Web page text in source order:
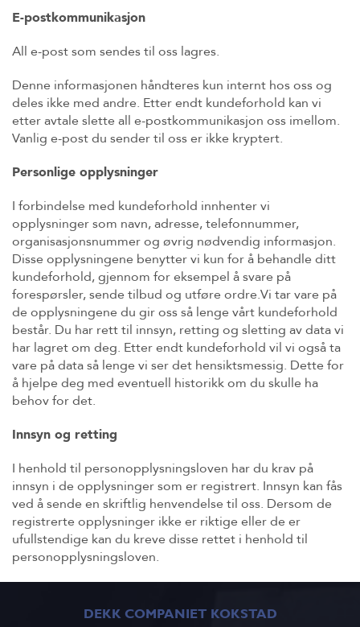
E-postkommunikasjon
All e-post som sendes til oss lagres.
Denne informasjonen håndteres kun internt hos oss og
deles ikke med andre. Etter endt kundeforhold kan vi
etter avtale slette all e-postkommunikasjon oss imellom.
Vanlig e-post du sender til oss er ikke kryptert.
Personlige opplysninger
I forbindelse med kundeforhold innhenter vi
opplysninger som navn, adresse, telefonnummer,
organisasjonsnummer og øvrig nødvendig informasjon.
Disse opplysningene benytter vi kun for å behandle ditt
kundeforhold, gjennom for eksempel å svare på
forespørsler, sende tilbud og utføre ordre.Vi tar vare på
de opplysningene du gir oss så lenge vårt kundeforhold
består. Du har rett til innsyn, retting og sletting av data vi
har lagret om deg. Etter endt kundeforhold vil vi også ta
vare på data så lenge vi ser det hensiktsmessig. Dette for
å hjelpe deg med eventuell historikk om du skulle ha
behov for det.
Innsyn og retting
I henhold til personopplysningsloven har du krav på
innsyn i de opplysninger som er registrert. Innsyn kan fås
ved å sende en skriftlig henvendelse til oss. Dersom de
registrerte opplysninger ikke er riktige eller de er
ufullstendige kan du kreve disse rettet i henhold til
personopplysningsloven.
DEKK COMPANIET KOKSTAD